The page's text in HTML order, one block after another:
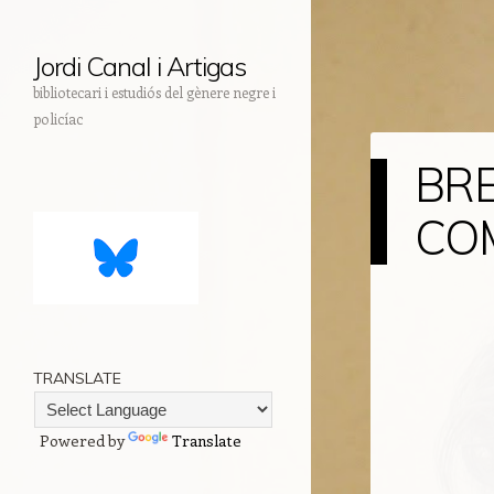
Jordi Canal i Artigas
bibliotecari i estudiós del gènere negre i
policíac
TRANSLATE
Powered by Translate